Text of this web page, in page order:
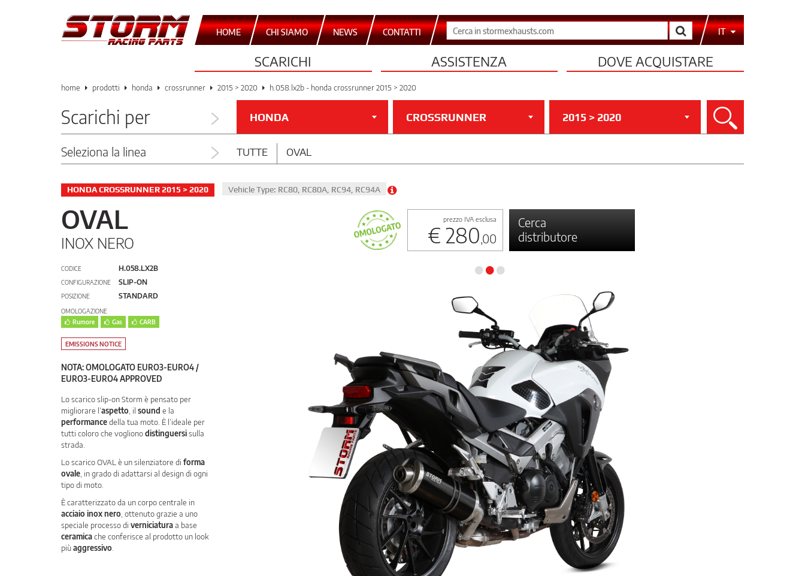
HOME CHI SIAMO NEWS CONTATTI Cerca IT
SCARICHI ASSISTENZA DOVE ACQUISTARE
home prodotti honda crossrunner 2015 > 2020 h.058.lx2b - honda crossrunner 2015 > 2020
Scarichi per HONDA CROSSRUNNER 2015 > 2020 Cerca
Seleziona la linea TUTTE OVAL
HONDA CROSSRUNNER 2015 > 2020 Vehicle Type: RC80, RC80A, RC94, RC94A
OVAL
INOX NERO
prezzo IVA esclusa
€ 280,00
Cerca
distributore
CODICE H.058.LX2B
CONFIGURAZIONE SLIP-ON
POSIZIONE STANDARD
OMOLOGAZIONE
Rumore
Gas CARB
EMISSIONS NOTICE
NOTA: OMOLOGATO EURO3-EURO4 /
EURO3-EURO4 APPROVED
Lo scarico slip-on Storm è pensato per
migliorare l’aspetto , il sound e la
performancedella tua moto. È l’ideale per
tutti coloro che voglionodistinguersisulla
strada.
Lo scarico OVAL è un silenziatore di forma
ovale , in grado di adattarsi al design di ogni
tipo di moto.
È caratterizzato da un corpo centrale in
acciaio inox nero , ottenuto grazie a uno
speciale processo di verniciaturaa base
ceramicache conferisce al prodotto un look
piùaggressivo
•••